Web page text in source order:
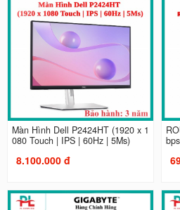
Màn Hình Dell P2424HT (1920 x 1
080 Touch | IPS | 60Hz | 5Ms)
8.100.000 đ